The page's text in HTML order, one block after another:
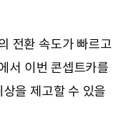
전환 속도가 빠르고
서 이번 콘셉트카를
을 제고할 수 있을